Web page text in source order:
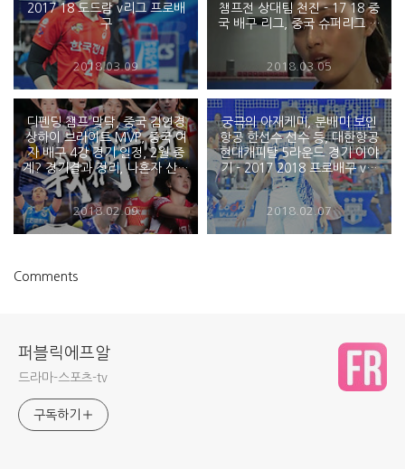
2017 18 도드람 v리그 프로배
구
2018.03.09
챔프전 상대팀 천진 - 17 18 중
국 배구 리그, 중국 슈퍼리그 챔
피언 결정전
2018.03.05
디펜딩 챔프 맞닥, 중국 김연경
상하이 브라이트 MVP, 중국 여
자 배구 4강 경기 일정, 2월 중
계? 경기결과 정리, 나혼자 산다
배구선수 김연경
2018.02.09
궁극의 아재케미, 분배미 보인
항공 한선수 선수 등, 대한항공
현대캐피탈 5라운드 경기 이야
기 - 2017 2018 프로배구 v리
그
2018.02.07
Comments
퍼블릭에프알
드라마-스포츠-tv
구독하기